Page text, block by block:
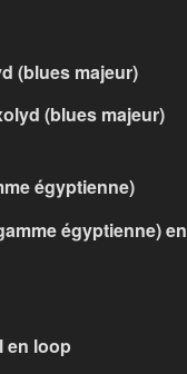
(blues majeur)
(blues majeur)
égyptienne)
égyptienne) en
en loop